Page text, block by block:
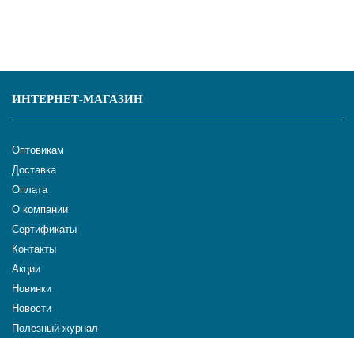
ИНТЕРНЕТ-МАГАЗИН
Оптовикам
Доставка
Оплата
О компании
Сертификаты
Контакты
Акции
Новинки
Новости
Полезный журнал